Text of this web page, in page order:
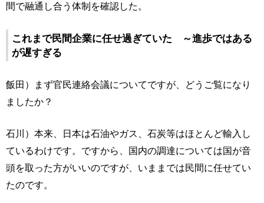
間で融通し合う体制を確認した。
これまで民間企業に任せ過ぎていた ～進歩ではある
が遅すぎる
飯田）まず官民連絡会議についてですが、どうご覧になり
ましたか？
石川）本来、日本は石油やガス、石炭等はほとんど輸入し
ているわけです。ですから、国内の調達については国が音
頭を取った方がいいのですが、いままでは民間に任せてい
たのです。